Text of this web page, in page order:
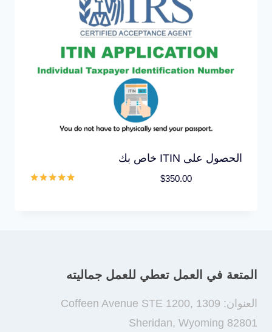
الحصول على ITIN خاص بك
$350.00
المتعة في العمل تعطي للعمل جماليته
العنوان: 1309 Coffeen Avenue STE 1200,
Sheridan, Wyoming 82801